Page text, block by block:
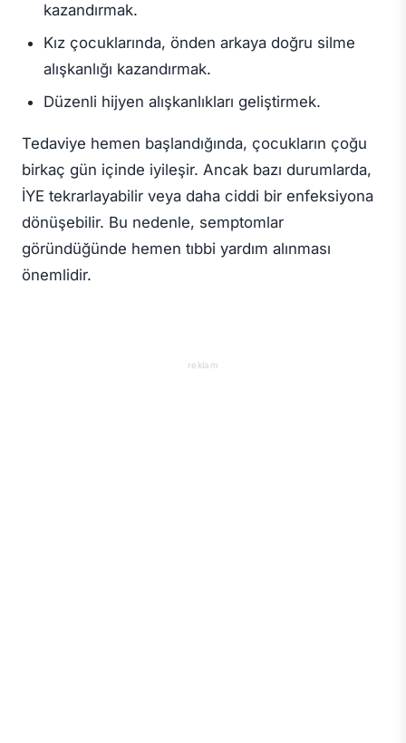
kazandırmak.
Kız çocuklarında, önden arkaya doğru silme
alışkanlığı kazandırmak.
Düzenli hijyen alışkanlıkları geliştirmek.
Tedaviye hemen başlandığında, çocukların çoğu
birkaç gün içinde iyileşir. Ancak bazı durumlarda,
İYE tekrarlayabilir veya daha ciddi bir enfeksiyona
dönüşebilir. Bu nedenle, semptomlar
göründüğünde hemen tıbbi yardım alınması
önemlidir.
reklam